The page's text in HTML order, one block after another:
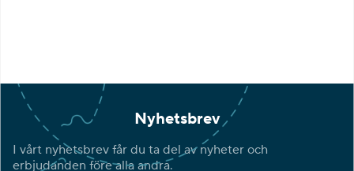
Nyhetsbrev
I vårt nyhetsbrev får du ta del av nyheter och
erbjudanden före alla andra.